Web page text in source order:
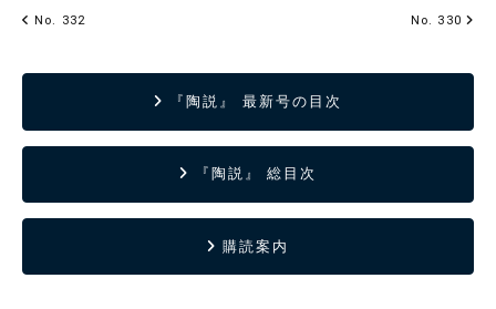
No. 332 No. 330
『陶説』 最新号の目次
『陶説』 総目次
購読案内